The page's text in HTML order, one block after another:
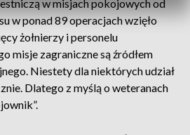
w misjach pokojowych od
w ponad 89 operacjach wzięło
żołnierzy i personelu
misje zagraniczne są źródłem
Niestety dla niektórych udział
Dlatego z myślą o weteranach